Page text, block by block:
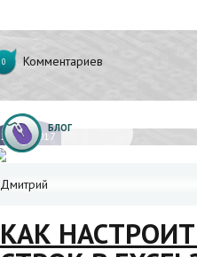
0 Комментариев
20.03.2017
БЛОГ
Дмитрий
КАК